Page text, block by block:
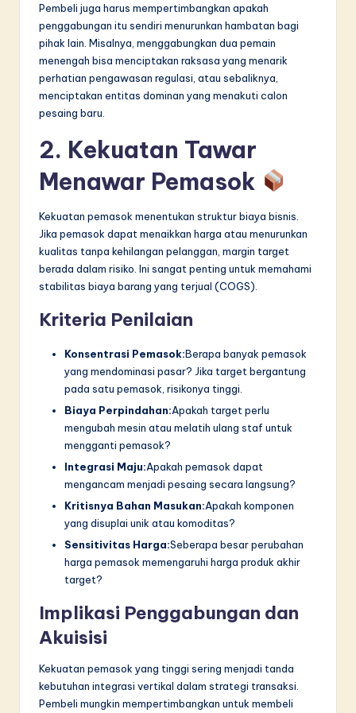
Pembeli juga harus mempertimbangkan apakah
penggabungan itu sendiri menurunkan hambatan bagi
pihak lain. Misalnya, menggabungkan dua pemain
menengah bisa menciptakan raksasa yang menarik
perhatian pengawasan regulasi, atau sebaliknya,
menciptakan entitas dominan yang menakuti calon
pesaing baru.
2. Kekuatan Tawar
Menawar Pemasok
Kekuatan pemasok menentukan struktur biaya bisnis.
Jika pemasok dapat menaikkan harga atau menurunkan
kualitas tanpa kehilangan pelanggan, margin target
berada dalam risiko. Ini sangat penting untuk memahami
stabilitas biaya barang yang terjual (COGS).
Kriteria Penilaian
Konsentrasi Pemasok:Berapa banyak pemasok
yang mendominasi pasar? Jika target bergantung
pada satu pemasok, risikonya tinggi.
Biaya Perpindahan:Apakah target perlu
mengubah mesin atau melatih ulang staf untuk
mengganti pemasok?
Integrasi Maju:Apakah pemasok dapat
mengancam menjadi pesaing secara langsung?
Kritisnya Bahan Masukan:Apakah komponen
yang disuplai unik atau komoditas?
Sensitivitas Harga:Seberapa besar perubahan
harga pemasok memengaruhi harga produk akhir
target?
Implikasi Penggabungan dan
Akuisisi
Kekuatan pemasok yang tinggi sering menjadi tanda
kebutuhan integrasi vertikal dalam strategi transaksi.
Pembeli mungkin mempertimbangkan untuk membeli